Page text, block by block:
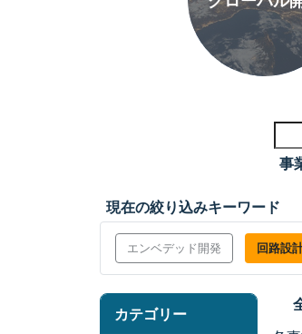
事
現在の絞り込みキーワード
エンベデッド開発 回路設
カテゴリー